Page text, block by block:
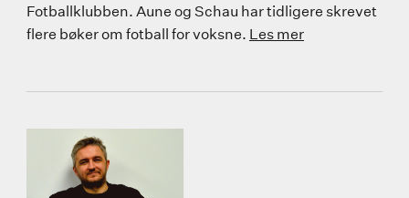
Fotballklubben. Aune og Schau har tidligere skrevet
flere bøker om fotball for voksne. Les mer